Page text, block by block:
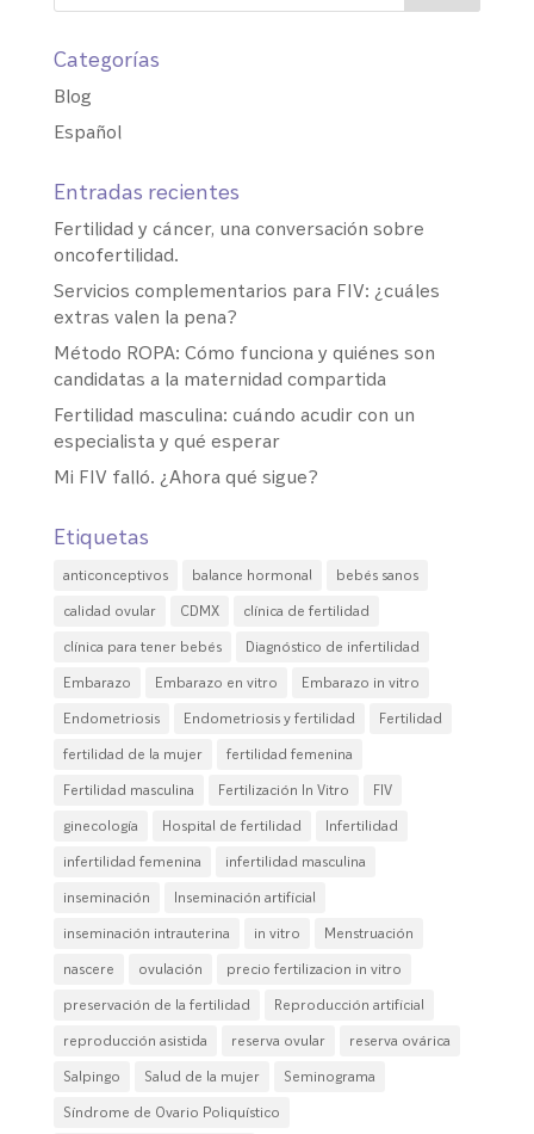
Categorías
Blog
Español
Entradas recientes
Fertilidad y cáncer, una conversación sobre
oncofertilidad.
Servicios complementarios para FIV: ¿cuáles
extras valen la pena?
Método ROPA: Cómo funciona y quiénes son
candidatas a la maternidad compartida
Fertilidad masculina: cuándo acudir con un
especialista y qué esperar
Mi FIV falló. ¿Ahora qué sigue?
Etiquetas
anticonceptivos balance hormonal
bebés sanos
calidad ovular
CDMX
clínica de fertilidad
clínica para tener bebés
Diagnóstico de infertilidad
Embarazo
Embarazo en vitro
Embarazo in vitro
Endometriosis
Endometriosis y fertilidad
Fertilidad
fertilidad de la mujer
fertilidad femenina
Fertilidad masculina
Fertilización In Vitro
FIV
ginecología
Hospital de fertilidad
Infertilidad
infertilidad femenina
infertilidad masculina
inseminación
Inseminación artificial
inseminación intrauterina
in vitro
Menstruación
nascere
ovulación
precio fertilizacion in vitro
preservación de la fertilidad
Reproducción artificial
reproducción asistida
reserva ovular
reserva ovárica
Salpingo
Salud de la mujer
Seminograma
Síndrome de Ovario Poliquístico